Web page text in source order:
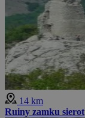
14 km
Ruiny zamku sierot